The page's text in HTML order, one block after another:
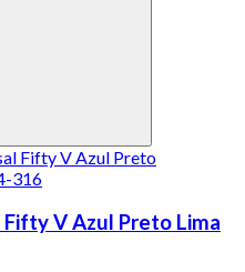
V Azul Preto Lima